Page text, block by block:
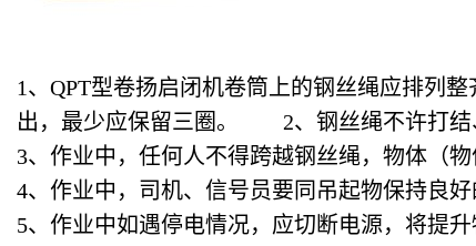
1、QPT型卷扬启闭机卷筒上的钢丝绳应排列
出，最少应保留三圈。 2、钢丝绳不许打
3、作业中，任何人不得跨越钢丝绳，物体
4、作业中，司机、信号员要同吊起物保持
5、作业中如遇停电情况，应切断电源，将提升